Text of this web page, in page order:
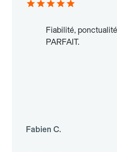
Fiabilité,
PARFAIT.
Fabien C.